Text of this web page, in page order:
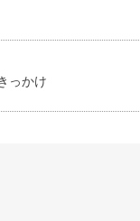
っかけ